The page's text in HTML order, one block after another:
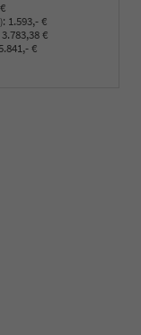
: 1.593,- €
3.783,38 €
€